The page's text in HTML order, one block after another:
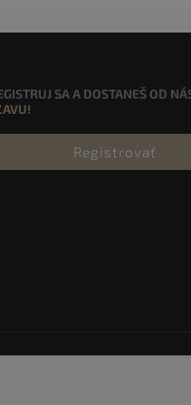
SA A DOSTANEŠ OD
Registrovať